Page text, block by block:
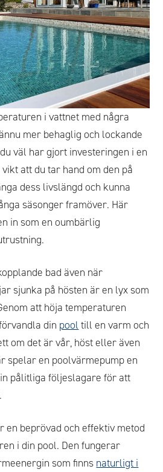
i vattnet med några
mer behaglig och lockande
väl har gjort investeringen i en
att du tar hand om den på
dess livslängd och kunna
säsonger framöver. Här
in som en oumbärlig
bad även när
sjunka på hösten är en lyx som
att höja temperaturen
din pool till en varm och
om det är vår, höst eller även
spelar en poolvärmepump en
pålitliga följeslagare för att
en beprövad och effektiv metod
i din pool. Den fungerar
som finns naturligt i